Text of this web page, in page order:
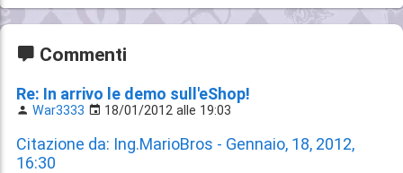
Commenti
Re: In arrivo le demo sull'eShop!
War3333 18/01/2012 alle 19:03
Citazione da: Ing.MarioBros - Gennaio, 18, 2012,
16:30